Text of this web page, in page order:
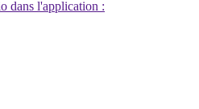
dans l'application :